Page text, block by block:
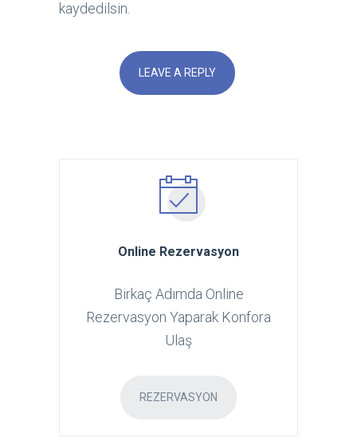
kaydedilsin.
Online Rezervasyon
Birkaç Adımda Online
Rezervasyon Yaparak Konfora
Ulaş
REZERVASYON